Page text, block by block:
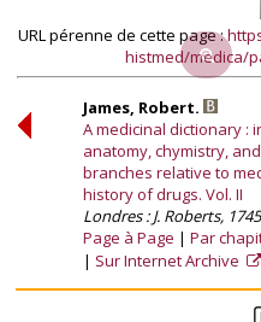
URL pérenne de cette page :
histmed/medica/
James, Robert.
A medicinal dictionary :
anatomy, chymistry,
branches relative to
history of drugs. Vol. II
Londres : J. Roberts,
Page à Page
Par
Sur Internet Archive